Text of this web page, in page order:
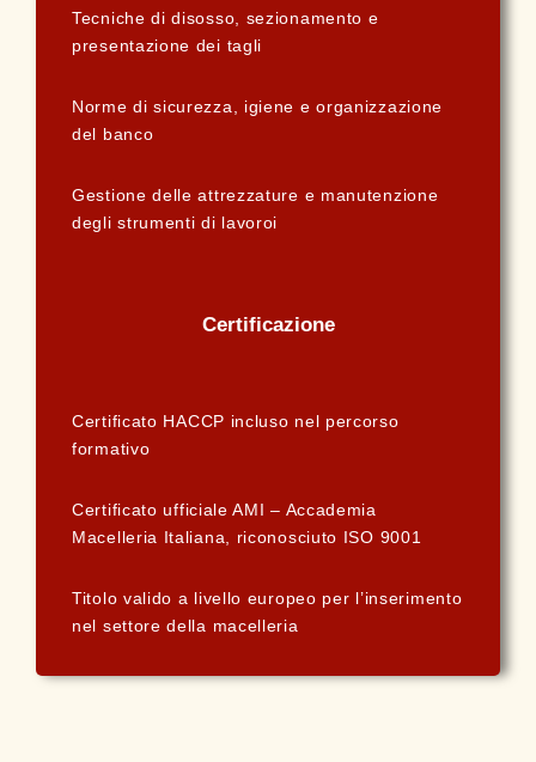
Tecniche di disosso, sezionamento e
presentazione dei tagli
Norme di sicurezza, igiene e organizzazione
del banco
Gestione delle attrezzature e manutenzione
degli strumenti di lavoroi
Certificazione
Certificato HACCP incluso nel percorso
formativo
Certificato ufficiale AMI – Accademia
Macelleria Italiana, riconosciuto ISO 9001
Titolo valido a livello europeo per l’inserimento
nel settore della macelleria